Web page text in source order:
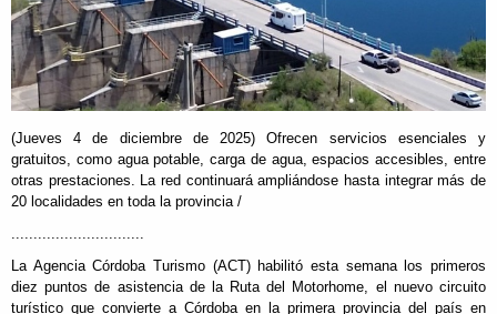
(Jueves 4 de diciembre de 2025) Ofrecen servicios esenciales y
gratuitos, como agua potable, carga de agua, espacios accesibles, entre
otras prestaciones. La red continuará ampliándose hasta integrar más de
20 localidades en toda la provincia /
La Agencia Córdoba Turismo (ACT) habilitó esta semana los primeros
diez puntos de asistencia de la Ruta del Motorhome, el nuevo circuito
turístico que convierte a Córdoba en la primera provincia del país en